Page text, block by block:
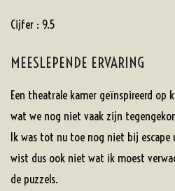
Cijfer : 9.5
MEESLEPENDE ERVARING
Een theatrale kamer geïnspireerd op
wat we nog niet vaak zijn
Ik was tot nu toe nog niet bij escape
wist dus ook niet wat ik moest
de puzzels.